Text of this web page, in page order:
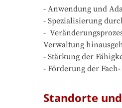
- Anwendung und
- Spezialisierung
-
Verwaltung
- Stärkung der
- Förderung der
Standorte